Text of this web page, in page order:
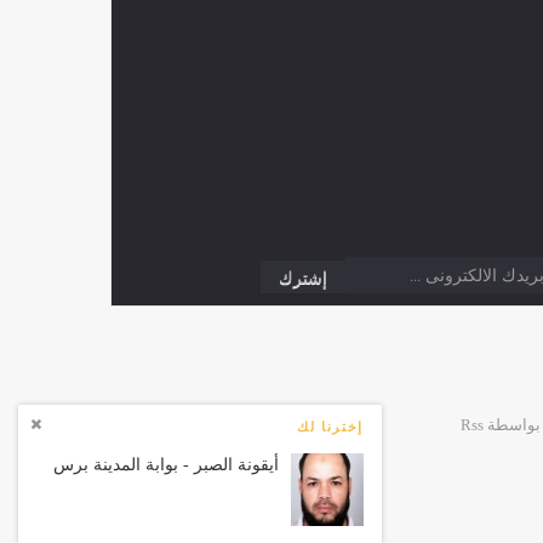
إخترنا لك
أيقونة الصبر - بوابة المدينة برس